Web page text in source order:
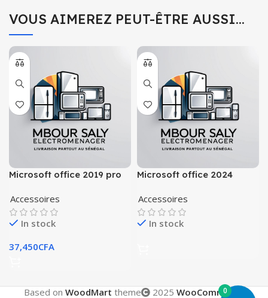
VOUS AIMEREZ PEUT-ÊTRE AUSSI…
Microsoft office 2019 pro
Accessoires
In stock
37,450CFA
Microsoft office 2024
Accessoires
In stock
Based on WoodMart theme 2025 WooCommerce
0